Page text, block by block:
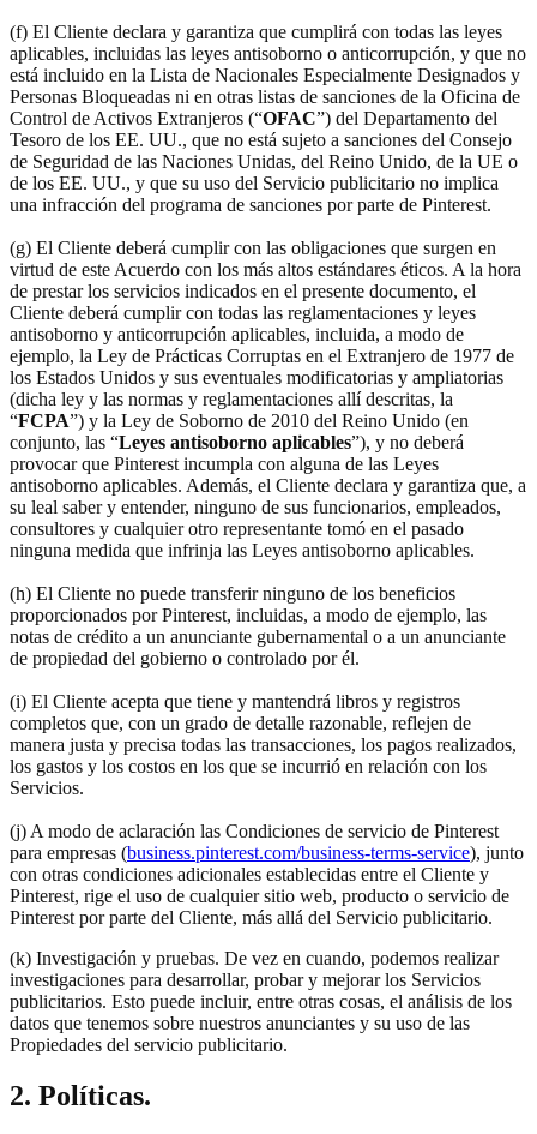
(f) El Cliente declara y garantiza que cumplirá con todas las leyes
aplicables, incluidas las leyes antisoborno o anticorrupción, y que no
está incluido en la Lista de Nacionales Especialmente Designados y
Personas Bloqueadas ni en otras listas de sanciones de la Oficina de
Control de Activos Extranjeros (“OFAC”) del Departamento del
Tesoro de los EE. UU., que no está sujeto a sanciones del Consejo
de Seguridad de las Naciones Unidas, del Reino Unido, de la UE o
de los EE. UU., y que su uso del Servicio publicitario no implica
una infracción del programa de sanciones por parte de Pinterest.
(g) El Cliente deberá cumplir con las obligaciones que surgen en
virtud de este Acuerdo con los más altos estándares éticos. A la hora
de prestar los servicios indicados en el presente documento, el
Cliente deberá cumplir con todas las reglamentaciones y leyes
antisoborno y anticorrupción aplicables, incluida, a modo de
ejemplo, la Ley de Prácticas Corruptas en el Extranjero de 1977 de
los Estados Unidos y sus eventuales modificatorias y ampliatorias
(dicha ley y las normas y reglamentaciones allí descritas, la
“FCPA”) y la Ley de Soborno de 2010 del Reino Unido (en
conjunto, las “Leyes antisoborno aplicables”), y no deberá
provocar que Pinterest incumpla con alguna de las Leyes
antisoborno aplicables. Además, el Cliente declara y garantiza que, a
su leal saber y entender, ninguno de sus funcionarios, empleados,
consultores y cualquier otro representante tomó en el pasado
ninguna medida que infrinja las Leyes antisoborno aplicables.
(h) El Cliente no puede transferir ninguno de los beneficios
proporcionados por Pinterest, incluidas, a modo de ejemplo, las
notas de crédito a un anunciante gubernamental o a un anunciante
de propiedad del gobierno o controlado por él.
(i) El Cliente acepta que tiene y mantendrá libros y registros
completos que, con un grado de detalle razonable, reflejen de
manera justa y precisa todas las transacciones, los pagos realizados,
los gastos y los costos en los que se incurrió en relación con los
Servicios.
(j) A modo de aclaración las Condiciones de servicio de Pinterest
para empresas (business.pinterest.com/business-terms-service), junto
con otras condiciones adicionales establecidas entre el Cliente y
Pinterest, rige el uso de cualquier sitio web, producto o servicio de
Pinterest por parte del Cliente, más allá del Servicio publicitario.
(k) Investigación y pruebas. De vez en cuando, podemos realizar
investigaciones para desarrollar, probar y mejorar los Servicios
publicitarios. Esto puede incluir, entre otras cosas, el análisis de los
datos que tenemos sobre nuestros anunciantes y su uso de las
Propiedades del servicio publicitario.
2. Políticas.